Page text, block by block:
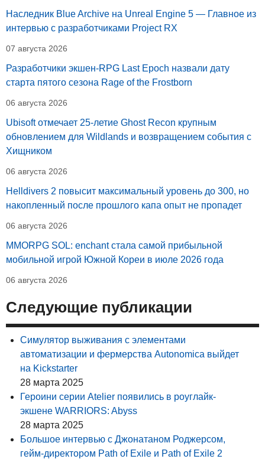
Наследник Blue Archive на Unreal Engine 5 — Главное из
интервью с разработчиками Project RX
07 августа 2026
Разработчики экшен-RPG Last Epoch назвали дату
старта пятого сезона Rage of the Frostborn
06 августа 2026
Ubisoft отмечает 25-летие Ghost Recon крупным
обновлением для Wildlands и возвращением события с
Хищником
06 августа 2026
Helldivers 2 повысит максимальный уровень до 300, но
накопленный после прошлого капа опыт не пропадет
06 августа 2026
MMORPG SOL: enchant стала самой прибыльной
мобильной игрой Южной Кореи в июле 2026 года
06 августа 2026
Следующие публикации
Симулятор выживания с элементами
автоматизации и фермерства Autonomica выйдет
на Kickstarter
28 марта 2025
Героини серии Atelier появились в роуглайк-
экшене WARRIORS: Abyss
28 марта 2025
Большое интервью с Джонатаном Роджерсом,
гейм-директором Path of Exile и Path of Exile 2